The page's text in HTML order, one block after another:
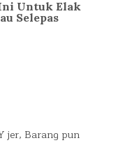
Untuk Elak
Selepas
jer, Barang pun